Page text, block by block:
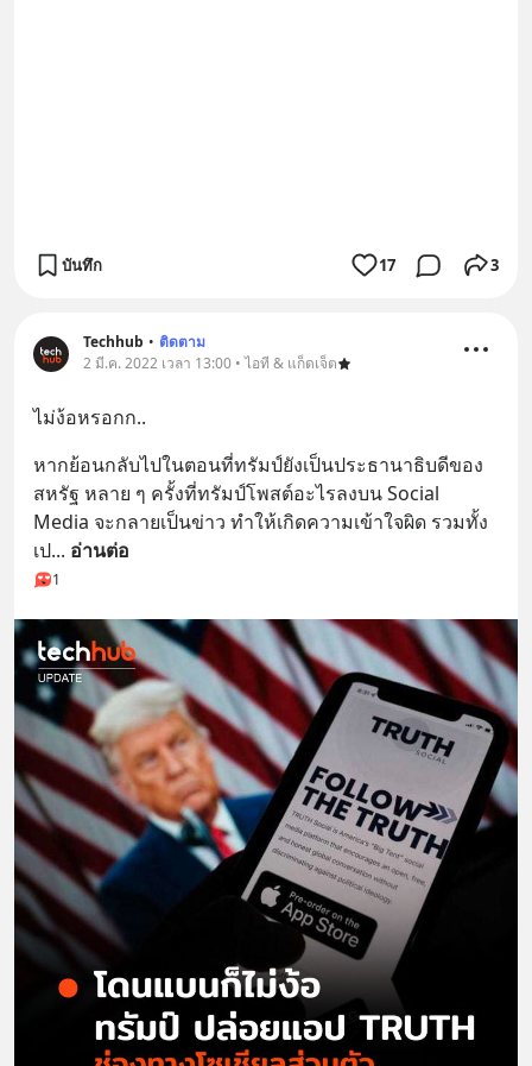
บันทึก 17 3
Techhub • ติดตาม
2 มี.ค. 2022 เวลา 13:00 • ไอที & แก็ดเจ็ต
ไม่ง้อหรอกก..
หากย้อนกลับไปในตอนที่ทรัมป์ยังเป็นประธานาธิบดีของ
สหรัฐ หลาย ๆ ครั้งที่ทรัมป์โพสต์อะไรลงบน Social
Media จะกลายเป็นข่าว ทำให้เกิดความเข้าใจผิด รวมทั้ง
เป... อ่านต่อ
1